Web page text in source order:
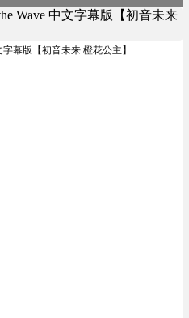
幕版【初音未来 橙花公主】